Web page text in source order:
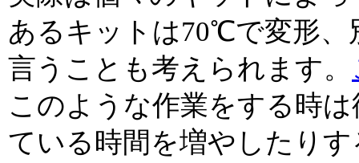
あるキットは70℃で変形
言うことも考えられます。
このような作業をする時
ている時間を増やしたり